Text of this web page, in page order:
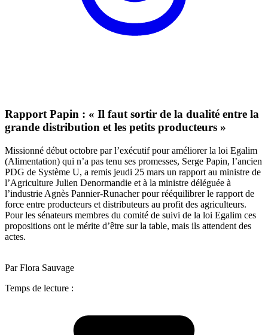
Rapport Papin : « Il faut sortir de la dualité entre la
grande distribution et les petits producteurs »
Missionné début octobre par l’exécutif pour améliorer la loi Egalim
(Alimentation) qui n’a pas tenu ses promesses, Serge Papin, l’ancien
PDG de Système U, a remis jeudi 25 mars un rapport au ministre de
l’Agriculture Julien Denormandie et à la ministre déléguée à
l’industrie Agnès Pannier-Runacher pour rééquilibrer le rapport de
force entre producteurs et distributeurs au profit des agriculteurs.
Pour les sénateurs membres du comité de suivi de la loi Egalim ces
propositions ont le mérite d’être sur la table, mais ils attendent des
actes.
Par Flora Sauvage
Temps de lecture :